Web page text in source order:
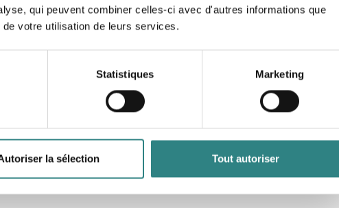
qui peuvent combiner celles-ci avec d'autres informations que
votre utilisation de leurs services.
Statistiques Marketing
la sélection Tout autoriser
connectée